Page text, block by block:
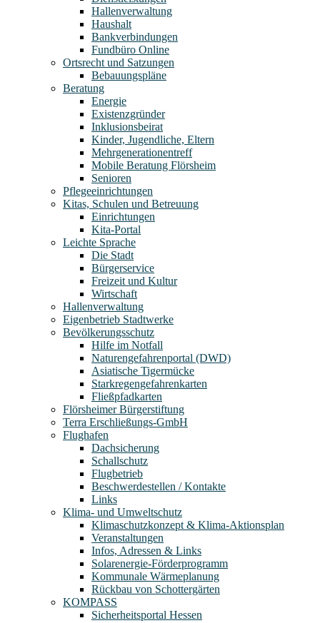
Hallenverwaltung
Haushalt
Bankverbindungen
Fundbüro Online
Ortsrecht und Satzungen
Bebauungspläne
Beratung
Energie
Existenzgründer
Inklusionsbeirat
Kinder, Jugendliche, Eltern
Mehrgenerationentreff
Mobile Beratung Flörsheim
Senioren
Pflegeeinrichtungen
Kitas, Schulen und Betreuung
Einrichtungen
Kita-Portal
Leichte Sprache
Die Stadt
Bürgerservice
Freizeit und Kultur
Wirtschaft
Hallenverwaltung
Eigenbetrieb Stadtwerke
Bevölkerungsschutz
Hilfe im Notfall
Naturengefahrenportal (DWD)
Asiatische Tigermücke
Starkregengefahrenkarten
Fließpfadkarten
Flörsheimer Bürgerstiftung
Terra Erschließungs-GmbH
Flughafen
Dachsicherung
Schallschutz
Flugbetrieb
Beschwerdestellen / Kontakte
Links
Klima- und Umweltschutz
Klimaschutzkonzept & Klima-Aktionsplan
Veranstaltungen
Infos, Adressen & Links
Solarenergie-Förderprogramm
Kommunale Wärmeplanung
Rückbau von Schottergärten
KOMPASS
Sicherheitsportal Hessen